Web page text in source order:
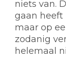
niets van.
gaan heeft
maar op
zodanig
helemaal